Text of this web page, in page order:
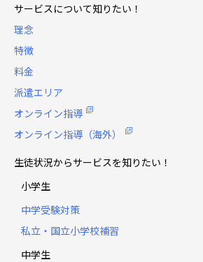
サービスについて知りたい！
理念
特徴
料金
派遣エリア
オンライン指導
オンライン指導（海外）
生徒状況からサービスを知りたい！
小学生
中学受験対策
私立・国立小学校補習
中学生